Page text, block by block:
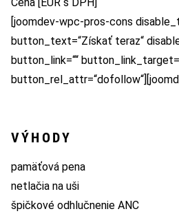
[joomdev-wpc-pros-cons
button_text=“Získať teraz“
button_link=““
VÝHODY
pamäťová pena
netlačia na uši
špičkové odhlučnenie ANC